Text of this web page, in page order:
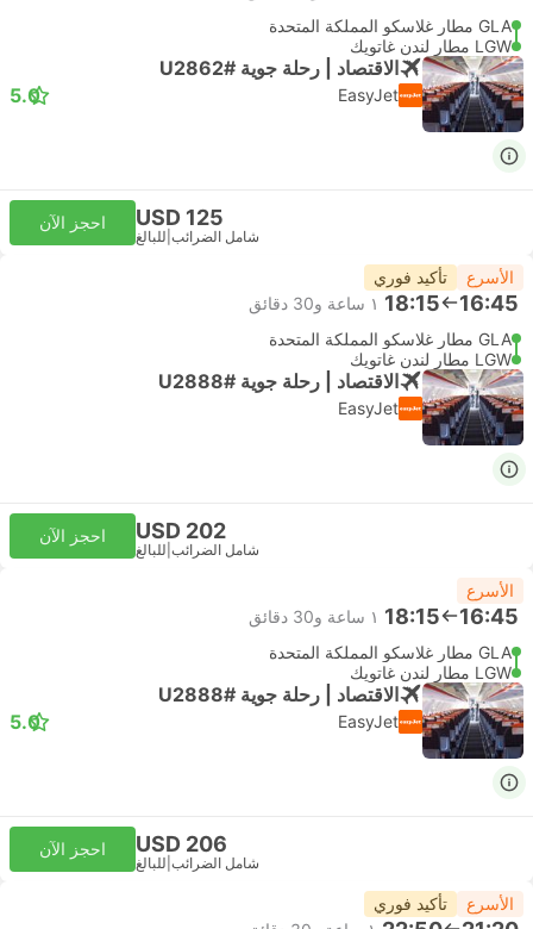
GLA مطار غلاسكو المملكة المتحدة
LGW مطار لندن غاتويك
الاقتصاد | رحلة جوية #U2862
EasyJet
5.0
USD 125
شامل الضرائب للبالغ
احجز الآن
الأسرع تأكيد فوري
16:45
18:15 ١ ساعة و‫30 دقائق
GLA مطار غلاسكو المملكة المتحدة
LGW مطار لندن غاتويك
الاقتصاد | رحلة جوية #U2888
EasyJet
USD 202
شامل الضرائب للبالغ
احجز الآن
الأسرع
16:45
18:15 ١ ساعة و‫30 دقائق
GLA مطار غلاسكو المملكة المتحدة
LGW مطار لندن غاتويك
الاقتصاد | رحلة جوية #U2888
EasyJet
5.0
USD 206
شامل الضرائب للبالغ
احجز الآن
الأسرع تأكيد فوري